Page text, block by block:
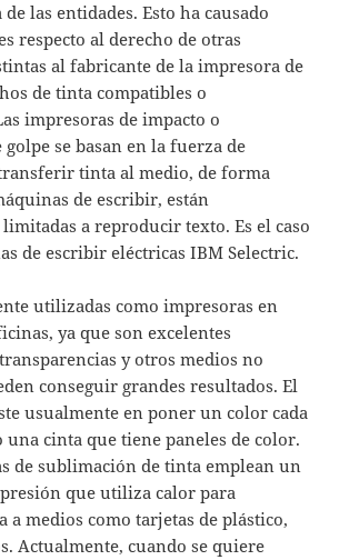
las entidades. Esto ha causado
respecto al derecho de otras
al fabricante de la impresora de
de tinta compatibles o
impresoras de impacto o
se basan en la fuerza de
tinta al medio, de forma
de escribir, están
a reproducir texto. Es el caso
de escribir eléctricas IBM Selectric.
utilizadas como impresoras en
ya que son excelentes
y otros medios no
conseguir grandes resultados. El
usualmente en poner un color cada
cinta que tiene paneles de color.
de sublimación de tinta emplean un
que utiliza calor para
medios como tarjetas de plástico,
Actualmente, cuando se quiere